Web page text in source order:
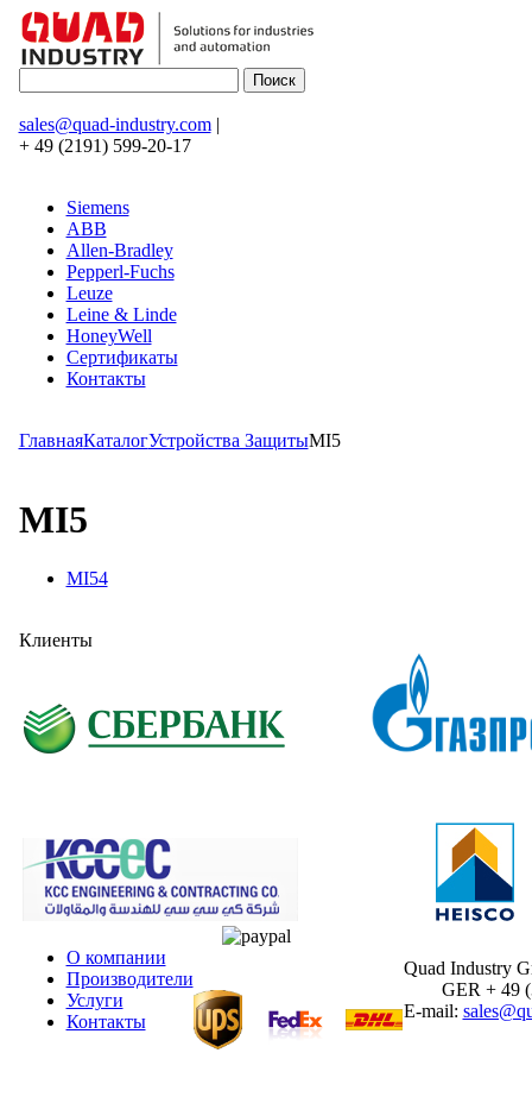
sales@quad-industry.com|
+ 49 (2191) 599-20-17
Siemens
ABB
Allen-Bradley
Pepperl-Fuchs
Leuze
Leine & Linde
HoneyWell
Сертификаты
Контакты
ГлавнаяКаталогУстройства ЗащитыMI5
MI5
MI54
Клиенты
О компании
Производители
Услуги
Контакты
Quad Industry
GER + 49
E-mail: